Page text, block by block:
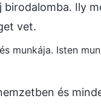
Ily
vet.
munkája. Isten
és